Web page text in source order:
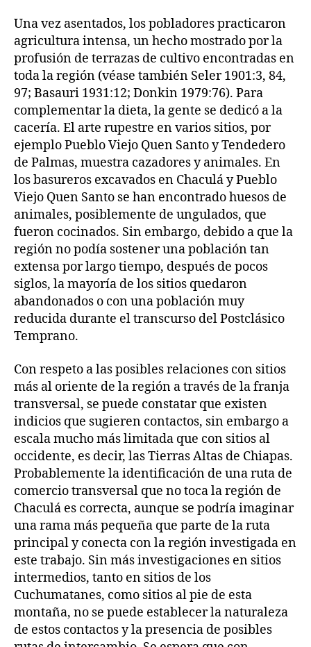
Una vez asentados, los pobladores practicaron
agricultura intensa, un hecho mostrado por la
profusión de terrazas de cultivo encontradas en
toda la región (véase también Seler 1901:3, 84,
97; Basauri 1931:12; Donkin 1979:76). Para
complementar la dieta, la gente se dedicó a la
cacería. El arte rupestre en varios sitios, por
ejemplo Pueblo Viejo Quen Santo y Tendedero
de Palmas, muestra cazadores y animales. En
los basureros excavados en Chaculá y Pueblo
Viejo Quen Santo se han encontrado huesos de
animales, posiblemente de ungulados, que
fueron cocinados. Sin embargo, debido a que la
región no podía sostener una población tan
extensa por largo tiempo, después de pocos
siglos, la mayoría de los sitios quedaron
abandonados o con una población muy
reducida durante el transcurso del Postclásico
Temprano.
Con respeto a las posibles relaciones con sitios
más al oriente de la región a través de la franja
transversal, se puede constatar que existen
indicios que sugieren contactos, sin embargo a
escala mucho más limitada que con sitios al
occidente, es decir, las Tierras Altas de Chiapas.
Probablemente la identificación de una ruta de
comercio transversal que no toca la región de
Chaculá es correcta, aunque se podría imaginar
una rama más pequeña que parte de la ruta
principal y conecta con la región investigada en
este trabajo. Sin más investigaciones en sitios
intermedios, tanto en sitios de los
Cuchumatanes, como sitios al pie de esta
montaña, no se puede establecer la naturaleza
de estos contactos y la presencia de posibles